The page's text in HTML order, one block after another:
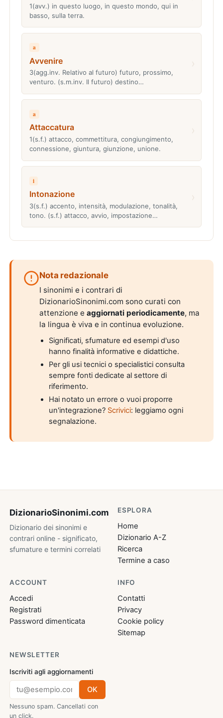
1(avv.) in questo luogo, in questo mondo, qui in
basso, sulla terra.
a
Avvenire
3(agg.inv. Relativo al futuro) futuro, prossimo,
venturo. (s.m.inv. Il futuro) destino…
a
Attaccatura
1(s.f.) attacco, commettitura, congiungimento,
connessione, giuntura, giunzione, unione.
i
Intonazione
3(s.f.) accento, intensità, modulazione, tonalità,
tono. (s.f.) attacco, avvio, impostazione…
Nota redazionale
I sinonimi e i contrari di
DizionarioSinonimi.com sono curati con
attenzione eaggiornati periodicamente, ma
la lingua è viva e in continua evoluzione.
Significati, sfumature ed esempi d'uso
hanno finalità informative e didattiche.
Per gli usi tecnici o specialistici consulta
sempre fonti dedicate al settore di
riferimento.
Hai notato un errore o vuoi proporre
un'integrazione? Scrivici: leggiamo ogni
segnalazione.
DizionarioSinonimi.com
Dizionario dei sinonimi e
contrari online - significato,
sfumature e termini correlati
ESPLORA
Home
Dizionario A-Z
Ricerca
Termine a caso
ACCOUNT
Accedi
Registrati
Password dimenticata
INFO
Contatti
Privacy
Cookie policy
Sitemap
NEWSLETTER
Iscriviti agli aggiornamenti
OK
Nessuno spam. Cancellati con
un click.